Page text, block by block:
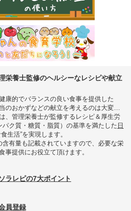
栄養士監修のヘルシーなレシピや献立
康的でバランスの良い食事を提供した
のおかずなどの献立を考えるのは大変…
、管理栄養士が監修するレシピ＆厚生労
ク質・糖質・脂質）の基準を満たした 日
生活”を実現します。
有量も記載されていますので、必要な栄
事提供にお役立て頂けます。
ラレピの7大ポイント
員登録